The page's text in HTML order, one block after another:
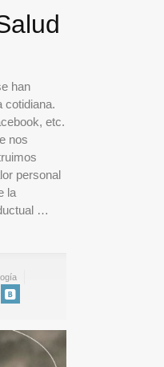
han
cotidiana.
etc.
nos
personal
la
…